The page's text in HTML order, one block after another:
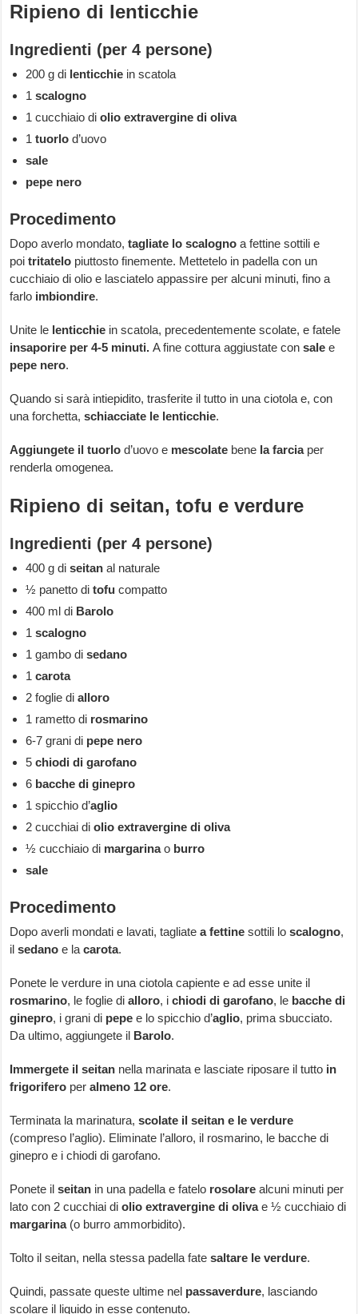
Ripieno di lenticchie
Ingredienti (per 4 persone)
200 g di lenticchie in scatola
1scalogno
1 cucchiaio diolio extravergine di oliva
1 tuorlo d’uovo
sale
pepe nero
Procedimento
Dopo averlo mondato,tagliate lo scalogno a fettine sottili e
poitritatelo piuttosto finemente. Mettetelo in padella con un
cucchiaio di olio e lasciatelo appassire per alcuni minuti, fino a
farlo imbiondire.
Unite le lenticchie in scatola, precedentemente scolate, e fatele
insaporire per 4-5 minuti. A fine cottura aggiustate con sale e
pepe nero.
Quando si sarà intiepidito, trasferite il tutto in una ciotola e, con
una forchetta, schiacciate le lenticchie.
Aggiungete il tuorlo d’uovo e mescolate bene la farciaper
renderla omogenea.
Ripieno di seitan, tofu e verdure
Ingredienti (per 4 persone)
400 g diseitan al naturale
½ panetto ditofu compatto
400 ml di Barolo
1scalogno
1 gambo disedano
1carota
2 foglie di alloro
1 rametto di rosmarino
6-7 grani di pepe nero
5chiodi di garofano
6 bacche di ginepro
1 spicchio d’aglio
2 cucchiai diolio extravergine di oliva
½ cucchiaio di margarinao burro
sale
Procedimento
Dopo averli mondati e lavati, tagliatea fettine sottili loscalogno,
ilsedano e lacarota.
Ponete le verdure in una ciotola capiente e ad esse unite il
rosmarino, le foglie dialloro, ichiodi di garofano, le bacche di
ginepro, i grani di pepe e lo spicchio d’aglio, prima sbucciato.
Da ultimo, aggiungete il Barolo.
Immergete il seitan nella marinata e lasciate riposare il tutto in
frigorifero peralmeno 12 ore.
Terminata la marinatura,scolate il seitan e le verdure
(compreso l’aglio). Eliminate l’alloro, il rosmarino, le bacche di
ginepro e i chiodi di garofano.
Ponete ilseitan in una padella e fatelo rosolare alcuni minuti per
lato con 2 cucchiai diolio extravergine di olivae ½ cucchiaio di
margarina(o burro ammorbidito).
Tolto il seitan, nella stessa padella fatesaltare le verdure.
Quindi, passate queste ultime nel passaverdure, lasciando
scolare il liquido in esse contenuto.